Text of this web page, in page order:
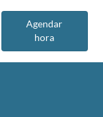
Agendar
hora